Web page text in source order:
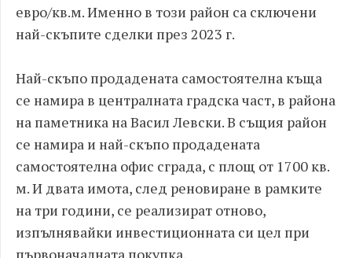
евро/кв.м. Именно в този район са сключени
най-скъпите сделки през 2023 г.
Най-скъпо продадената самостоятелна къща
се намира в централната градска част, в района
на паметника на Васил Левски. В същия район
се намира и най-скъпо продадената
самостоятелна офис сграда, с площ от 1700 кв.
м. И двата имота, след реновиране в рамките
на три години, се реализират отново,
изпълнявайки инвестиционната си цел при
първоначалната покупка.